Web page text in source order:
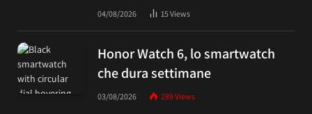
04/08/2026 15Views
Honor Watch 6, lo smartwatch
che dura settimane
03/08/2026 289Views